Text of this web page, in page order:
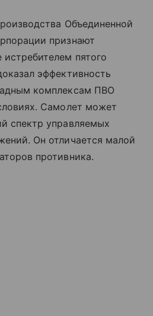
Объединенной
признают
пятого
эффективность
комплексам ПВО
Самолет может
спектр управляемых
Он отличается малой
противника.